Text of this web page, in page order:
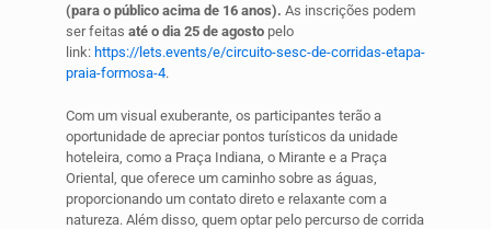
(para o público acima de 16 anos). As inscrições podem
ser feitas até o dia 25 de agosto pelo
link: https://lets.events/e/circuito-sesc-de-corridas-etapa-
praia-formosa-4.
Com um visual exuberante, os participantes terão a
oportunidade de apreciar pontos turísticos da unidade
hoteleira, como a Praça Indiana, o Mirante e a Praça
Oriental, que oferece um caminho sobre as águas,
proporcionando um contato direto e relaxante com a
natureza. Além disso, quem optar pelo percurso de corrida